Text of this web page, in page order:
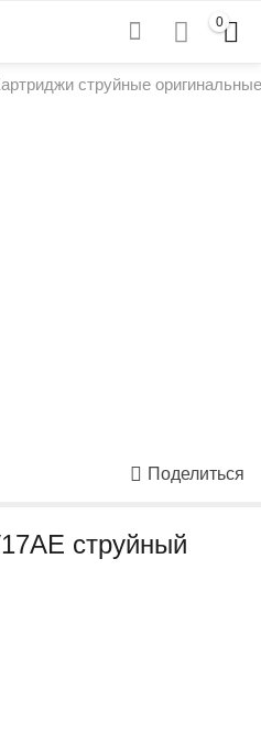
0
струйные
Поделиться
струйный